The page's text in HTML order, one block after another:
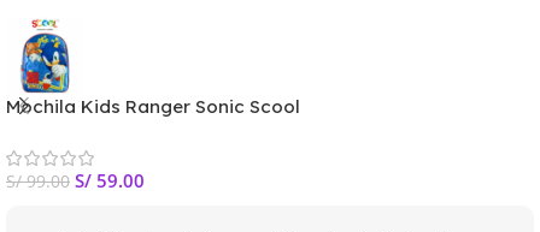
Mochila Kids Ranger Sonic Scool
S/99.00 S/ 59.00